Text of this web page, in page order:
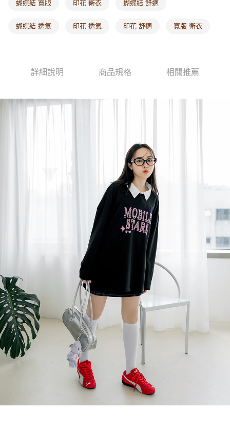
蝴蝶結 寬版 印花 衛衣 蝴蝶結 舒適
蝴蝶結 透氣 印花 透氣 印花 舒適 寬版 衛衣
詳細說明 商品規格 相關推薦